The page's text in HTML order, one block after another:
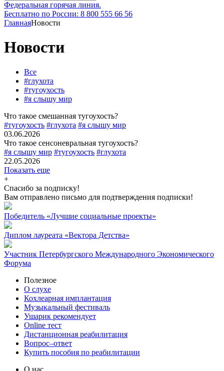
Федеральная горячая линия.
Бесплатно по России: 8 800 555 66 56
ГлавнаяНовости
Новости
Все
#глухота
#тугоухость
#я слышу мир
Что такое смешанная тугоухость?
#тугоухость #глухота #я слышу мир
03.06.2026
Что такое сенсоневральная тугоухость?
#я слышу мир #тугоухость #глухота
22.05.2026
Показать еще
+
Спасибо за подписку!
Вам отправлено письмо для подтверждения подписки!
Победитель «Лучшие социальные проекты»
Диплом лауреата «Вектора Детства»
Участник Петербургского Международного Экономического
Форума
Полезное
О слухе
Кохлеарная имплантация
Музыкальный фестиваль
Ушарик рекомендует
Online тест
Дистанционная реабилитация
Вопрос–ответ
Купить пособия по реабилитации
О нас